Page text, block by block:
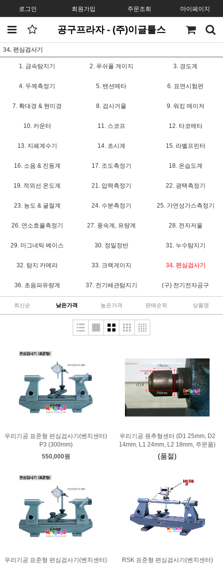
로그인 회원가입 주문조회 마이페이지
공구프라자 - (주)이글툴스
34. 편심검사기
1. 금속탐지기 2. 푸쉬풀 게이지 3. 경도계
4. 두께측정기 5. 텐션메타 6. 표면시험편
7. 확대경 & 현미경 8. 검사거울 9. 워킹 메이저
10. 카운터 11. 스코프 12. 타코메타
13. 지폐계수기 14. 초시계 15. 라벨프린터
16. 소음 & 진동계 17. 조도측정기 18. 온습도계
19. 적외선 온도계 21. 압력측정기 22. 광택측정기
23. 농도 & 굴절계 24. 수분측정기 25. 가연성가스측정기
26. 연소효율측정기 27. 풍속계, 유량계 28. 전자저울
29. 마그네틱 베이스 30. 정밀정반 31. 누수탐지기
32. 탐지 카메라 33. 크랙게이지 34. 편심검사기
36. 초음파유량계 37. 전기배관탐지기 (구) 전기전자공구
최신순 낮은가격 높은가격 판매순위 상품명
우리기공 표준형 편심검사기(벤치센터)
P3 (300mm)
550,000원
우리기공 원추형센터 (D1 25mm, D2
14mm, L1 24mm, L2 18mm, 주문품)
(품절)
우리기공 표준형 편심검사기(벤치센터)
RSK 표준형 편심검사기(벤치센터)